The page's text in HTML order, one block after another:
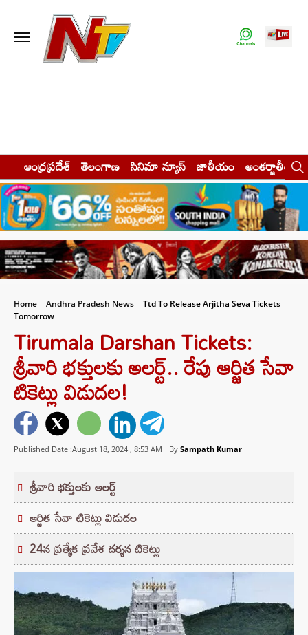
ఆంధ్రప్రదేశ్ తెలంగాణ సినిమా న్యూస్ జాతీయం అంతర్జాతీయం
Home Andhra Pradesh News
Ttd To Release Arjitha Seva Tickets
Tomorrow
Tirumala Darshan Tickets:
శ్రీవారి భక్తులకు అలర్ట్.. రేపు ఆర్జిత సేవా
టికెట్లు విడుదల!
Published Date :August 18, 2024 , 8:53 AM By Sampath Kumar
శ్రీవారి భక్తులకు అలర్ట్
ఆర్జిత సేవా టికెట్లు విడుదల
24న ప్రత్యేక ప్రవేశ దర్శన టికెట్లు